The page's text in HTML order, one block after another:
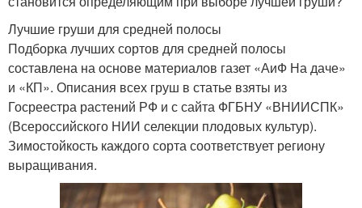
Лучшие груши для средней полосы
Подборка лучших сортов для средней полосы
составлена на основе материалов газет «АиФ На даче»
и «КП». Описания всех груш в статье взяты из
Госреестра растений РФ и с сайта ФГБНУ «ВНИИСПК»
(Всероссийского НИИ селекции плодовых культур).
Зимостойкость каждого сорта соответствует региону
выращивания.